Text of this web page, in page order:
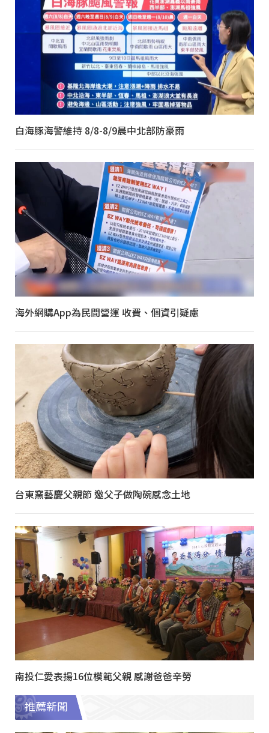
白海豚海警維持 8/8-8/9晨中北部防豪雨
海外網購App為民間營運 收費、個資引疑慮
台東窯藝慶父親節 邀父子做陶碗感念土地
南投仁愛表揚16位模範父親 感謝爸爸辛勞
推薦新聞